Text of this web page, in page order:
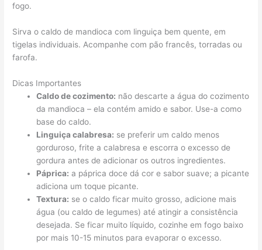
fogo.
Sirva o caldo de mandioca com linguiça bem quente, em
tigelas individuais. Acompanhe com pão francês, torradas ou
farofa.
Dicas Importantes
Caldo de cozimento: não descarte a água do cozimento
da mandioca – ela contém amido e sabor. Use-a como
base do caldo.
Linguiça calabresa: se preferir um caldo menos
gorduroso, frite a calabresa e escorra o excesso de
gordura antes de adicionar os outros ingredientes.
Páprica: a páprica doce dá cor e sabor suave; a picante
adiciona um toque picante.
Textura: se o caldo ficar muito grosso, adicione mais
água (ou caldo de legumes) até atingir a consistência
desejada. Se ficar muito líquido, cozinhe em fogo baixo
por mais 10-15 minutos para evaporar o excesso.